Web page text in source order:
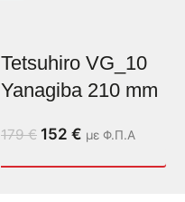
Tetsuhiro VG_10
Yanagiba 210 mm
179€ 152 € με Φ.Π.Α